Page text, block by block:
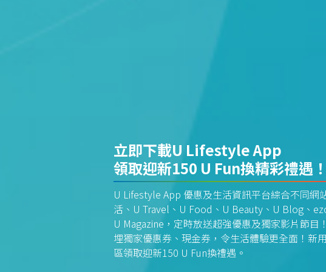
立即下載U Lifestyle App
領取迎新150 U Fun換精彩禮遇！
U Lifestyle App 優惠及生活資訊平台綜合不同網
活、U Travel、U Food、U Beauty、U Blog、
U Magazine，定時放送超強優惠及獨家影片節目
埋獨家優惠券、現金券，令生活體驗更全面！新
區領取迎新150 U Fun換禮遇。